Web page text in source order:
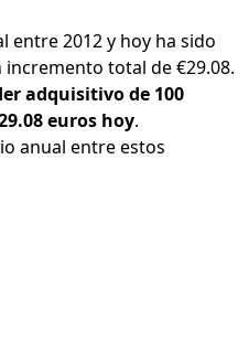
entre 2012 y hoy ha sido
total de €29.08.
adquisitivo de 100
euros hoy.
anual entre estos